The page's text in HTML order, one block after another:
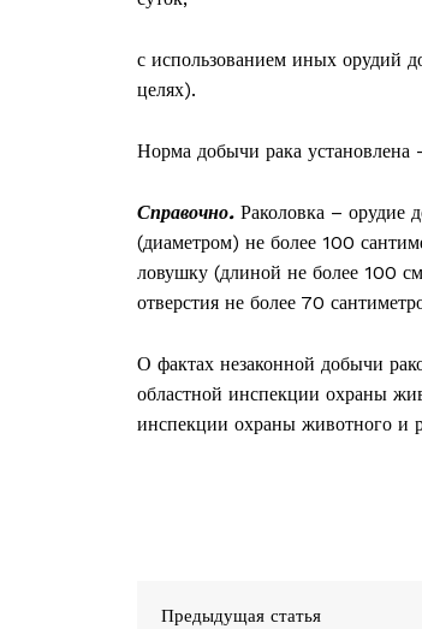
с использованием иных орудий
целях).
Норма добычи рака установлена
Справочно. Раколовка – орудие
(диаметром) не более 100
ловушку (длиной не более 100
отверстия не более 70
О фактах незаконной добычи
областной инспекции охраны
инспекции охраны животного и
Предыдущая статья